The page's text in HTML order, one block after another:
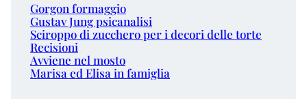
Gorgon formaggio
Gustav Jung psicanalisi
Sciroppo di zucchero per i decori delle torte
Recisioni
Avviene nel mosto
Marisa ed Elisa in famiglia